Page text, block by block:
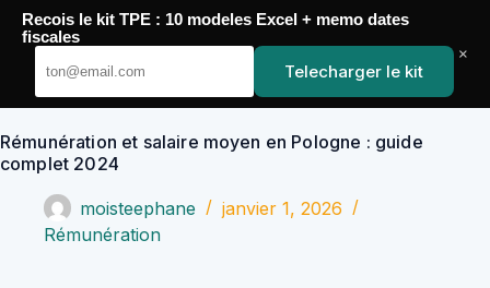
Passer
contenu
YoupiJobs
Rémunération et salaire moyen en Pologne : guide
complet 2024
moisteephane
janvier 1, 2026
Rémunération
Recois le kit TPE : 10 modeles Excel + memo dates
fiscales
Telecharger le kit
×